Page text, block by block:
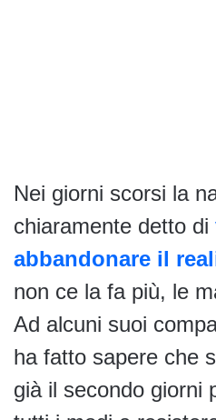
Nei giorni scorsi la
chiaramente detto di
abbandonare il
non ce la fa più, le
Ad alcuni suoi
ha fatto sapere che
già il secondo giorni